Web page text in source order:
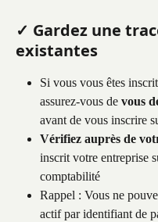
✓ Gardez une
existantes
Si vous vous êtes
assurez-vous de vous
avant de vous inscrire
Vérifiez auprès de
inscrit votre entreprise
comptabilité
Rappel : Vous ne
actif par identifiant de